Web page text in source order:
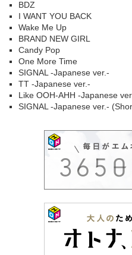
BDZ
I WANT YOU BACK
Wake Me Up
BRAND NEW GIRL
Candy Pop
One More Time
SIGNAL -Japanese ver.-
TT -Japanese ver.-
Like OOH-AHH -Japanese
SIGNAL -Japanese ver.-